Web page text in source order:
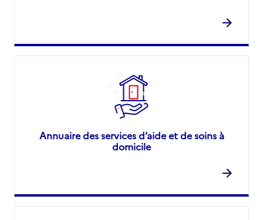
Annuaire des services d’aide et de soins à
domicile